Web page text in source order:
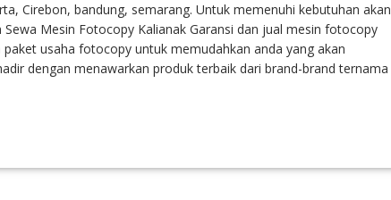
Cirebon, bandung, semarang. Untuk memenuhi kebutuhan akan
Mesin Fotocopy Kalianak Garansi dan jual mesin fotocopy
usaha fotocopy untuk memudahkan anda yang akan
dengan menawarkan produk terbaik dari brand-brand ternama